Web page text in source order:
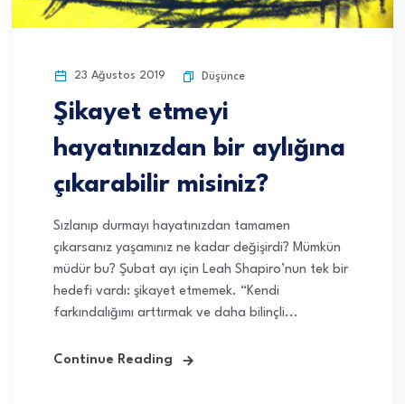
23 Ağustos 2019 Düşünce
Şikayet etmeyi
hayatınızdan bir aylığına
çıkarabilir misiniz?
Sızlanıp durmayı hayatınızdan tamamen
çıkarsanız yaşamınız ne kadar değişirdi? Mümkün
müdür bu? Şubat ayı için Leah Shapiro’nun tek bir
hedefi vardı: şikayet etmemek. “Kendi
farkındalığımı arttırmak ve daha bilinçli...
Continue Reading